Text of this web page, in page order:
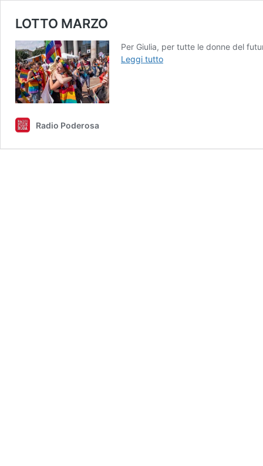
LOTTO MARZO
Per Giulia, per tutte le donne del
Leggi tuttoLOTTO
Radio Poderosa